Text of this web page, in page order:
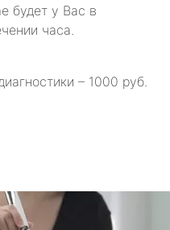
будет у Вас в
часа.
– 1000 руб.